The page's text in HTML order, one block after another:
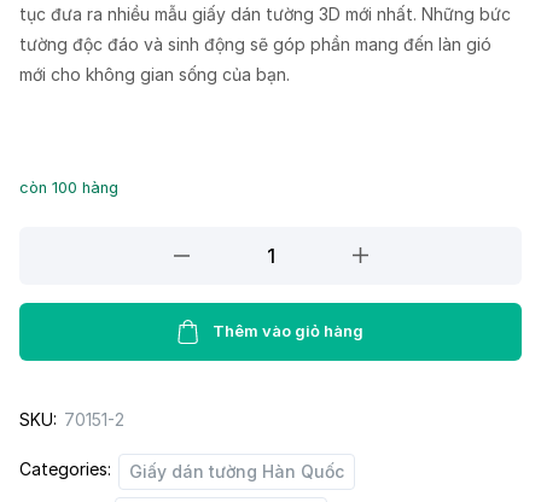
tục đưa ra nhiều mẫu giấy dán tường 3D mới nhất. Những bức
tường độc đáo và sinh động sẽ góp phần mang đến làn gió
mới cho không gian sống của bạn.
còn 100 hàng
tường
70151-
quantity
Thêm vào giỏ hàng
SKU: 70151-2
Categories: Giấy dán tường Hàn Quốc